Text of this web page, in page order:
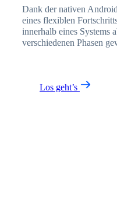
Dank der nativen
eines flexiblen
innerhalb eines Systems
verschiedenen Phasen
Los geht’s